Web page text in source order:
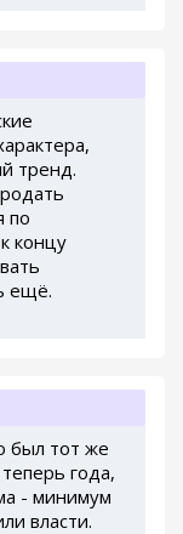
тренд.
по
концу
ещё.
был тот же
года,
- минимум
власти.